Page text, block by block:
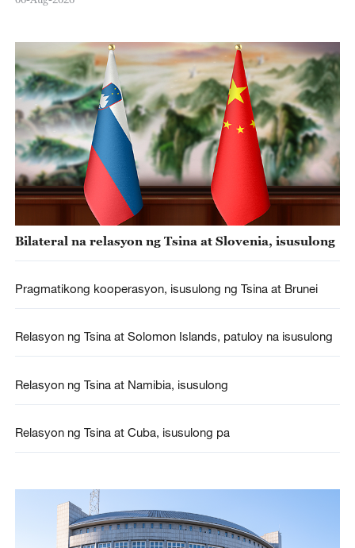
Bilateral na relasyon ng Tsina at Slovenia, isusulong
Pragmatikong kooperasyon, isusulong ng Tsina at Brunei
Relasyon ng Tsina at Solomon Islands, patuloy na isusulong
Relasyon ng Tsina at Namibia, isusulong
Relasyon ng Tsina at Cuba, isusulong pa